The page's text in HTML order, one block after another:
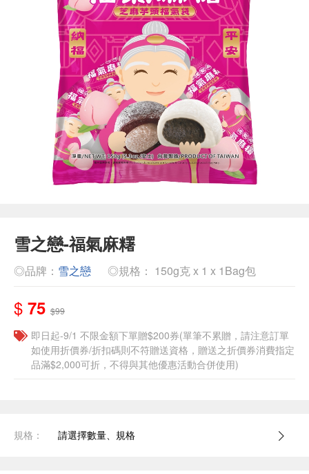
雪之戀-福氣麻糬
◎品牌： 雪之戀 ◎規格： 150g克 x 1 x 1Bag包
$ 75 $99
即日起-9/1 不限金額下單贈$200券(單筆不累贈，請注意訂單
如使用折價券/折扣碼則不符贈送資格，贈送之折價券消費指定
品滿$2,000可折，不得與其他優惠活動合併使用)
規格： 請選擇數量、規格